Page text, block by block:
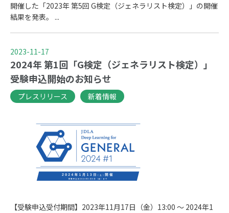
開催した「2023年 第5回 G検定（ジェネラリスト検定）」の開催
結果を発表。 ...
2023-11-17
2024年 第1回「G検定（ジェネラリスト検定）」
受験申込開始のお知らせ
プレスリリース 新着情報
【受験申込受付期間】2023年11月17日（金）13:00 ～ 2024年1